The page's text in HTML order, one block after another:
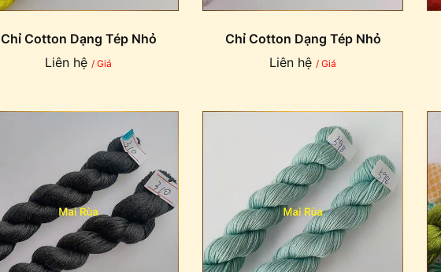
Chỉ Cotton Dạng Tép Nhỏ
Liên hệ / Giá
Chỉ Cotton Dạng Tép Nhỏ
Liên hệ / Giá